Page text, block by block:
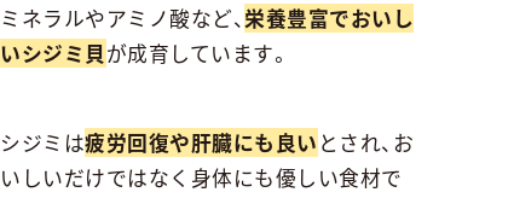
ミネラルやアミノ酸など、栄養豊富でおいし
いシジミ貝が成育しています。
シジミは疲労回復や肝臓にも良い とされ、お
いしいだけではなく身体にも優しい食材で